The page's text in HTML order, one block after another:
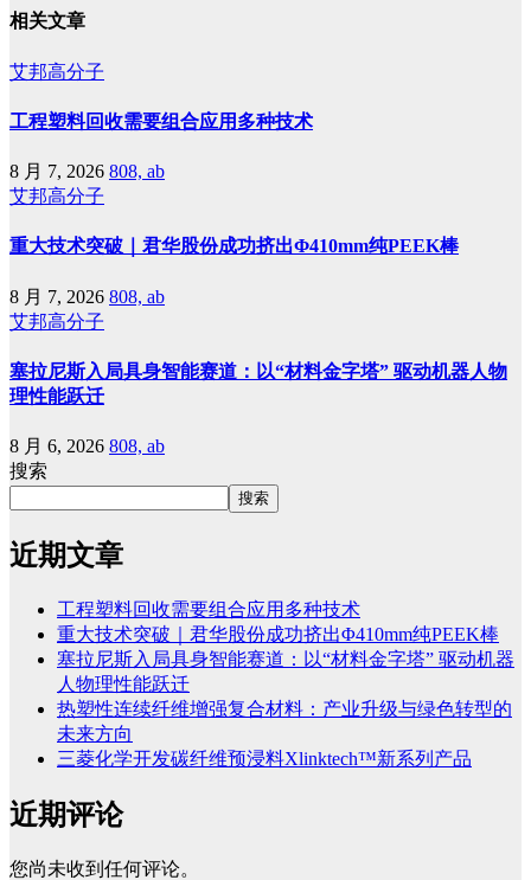
相关文章
艾邦高分子
工程塑料回收需要组合应用多种技术
8 月 7, 2026 808, ab
艾邦高分子
重大技术突破｜君华股份成功挤出Φ410mm纯PEEK棒
8 月 7, 2026 808, ab
艾邦高分子
塞拉尼斯入局具身智能赛道：以“材料金字塔” 驱动机器人物
理性能跃迁
8 月 6, 2026 808, ab
搜索
搜索
近期文章
工程塑料回收需要组合应用多种技术
重大技术突破｜君华股份成功挤出Φ410mm纯PEEK棒
塞拉尼斯入局具身智能赛道：以“材料金字塔” 驱动机器
人物理性能跃迁
热塑性连续纤维增强复合材料：产业升级与绿色转型的
未来方向
三菱化学开发碳纤维预浸料Xlinktech™新系列产品
近期评论
您尚未收到任何评论。